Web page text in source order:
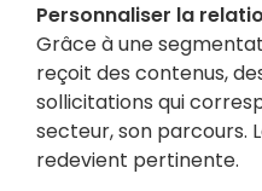
Personnaliser la
Grâce à une
reçoit des contenus,
sollicitations qui
secteur, son parcours.
redevient pertinente.